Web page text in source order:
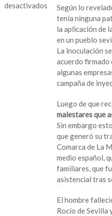
desactivados
Según lo
tenía ninguna
la aplicación de
en un pueblo
La inoculación
acuerdo firmado
algunas
campaña de
Luego de que
malestares que
Sin embargo
que generó su
Comarca de La
medio español,
familiares, que
asistencial tras
El hombre
Rocío de Sevilla